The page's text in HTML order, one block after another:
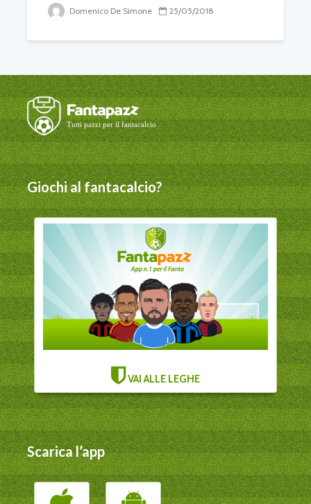
Domenico De Simone 25/05/2018
Giochi al fantacalcio?
VAI ALLE LEGHE
Scarica l’app